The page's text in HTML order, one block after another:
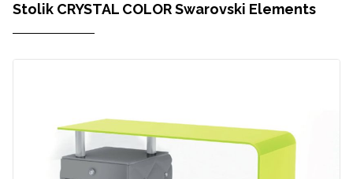
Stolik CRYSTAL COLOR Swarovski Elements